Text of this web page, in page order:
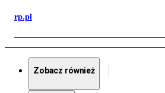
rp.pl
Zobacz również